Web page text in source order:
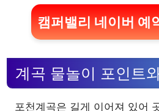
캠퍼밸리 네이버 예
계곡 물놀이 포인트
포천계곡은 길게 이어져 있어